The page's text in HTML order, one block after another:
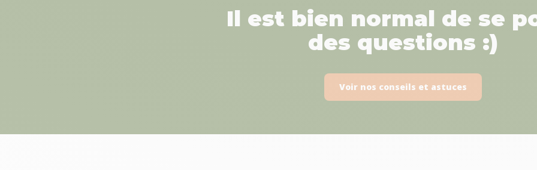
Il est bien normal de se
des questions :)
Voir nos conseils et astuces